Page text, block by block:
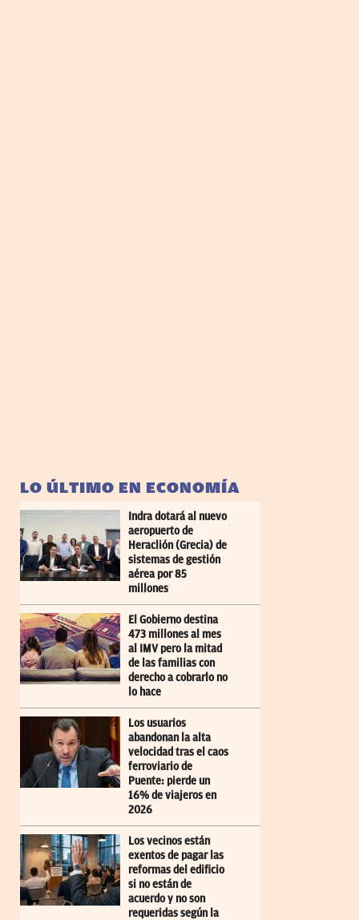
LO ÚLTIMO EN ECONOMÍA
Indra dotará al nuevo
aeropuerto de
Heraclión (Grecia) de
sistemas de gestión
aérea por 85
millones
El Gobierno destina
473 millones al mes
al IMV pero la mitad
de las familias con
derecho a cobrarlo no
lo hace
Los usuarios
abandonan la alta
velocidad tras el caos
ferroviario de
Puente: pierde un
16% de viajeros en
2026
Los vecinos están
exentos de pagar las
reformas del edificio
si no están de
acuerdo y no son
requeridas según la